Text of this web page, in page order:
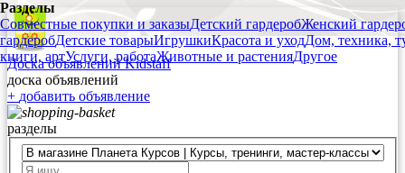
Разделы
Совместные покупки и заказыДетский гардеробЖенский
гардеробДетские товарыИгрушкиКрасота и уходДом, техника,
книги, артУслуги, работаЖивотные и растенияДругое
Доска объявлений Kidstaff
доска объявлений
+ добавить объявление
разделы